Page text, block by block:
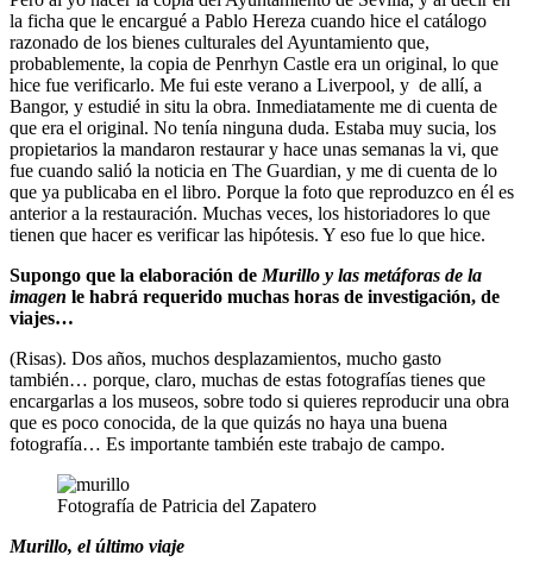
la ficha que le encargué a Pablo Hereza cuando hice el catálogo
razonado de los bienes culturales del Ayuntamiento que,
probablemente, la copia de Penrhyn Castle era un original, lo que
hice fue verificarlo. Me fui este verano a Liverpool, y de allí, a
Bangor, y estudié in situ la obra. Inmediatamente me di cuenta de
que era el original. No tenía ninguna duda. Estaba muy sucia, los
propietarios la mandaron restaurar y hace unas semanas la vi, que
fue cuando salió la noticia en The Guardian, y me di cuenta de lo
que ya publicaba en el libro. Porque la foto que reproduzco en él es
anterior a la restauración. Muchas veces, los historiadores lo que
tienen que hacer es verificar las hipótesis. Y eso fue lo que hice.
Supongo que la elaboración de Murillo y las metáforas de la
imagen le habrá requerido muchas horas de investigación, de
viajes…
(Risas). Dos años, muchos desplazamientos, mucho gasto
también… porque, claro, muchas de estas fotografías tienes que
encargarlas a los museos, sobre todo si quieres reproducir una obra
que es poco conocida, de la que quizás no haya una buena
fotografía… Es importante también este trabajo de campo.
Fotografía de Patricia del Zapatero
Murillo, el último viaje